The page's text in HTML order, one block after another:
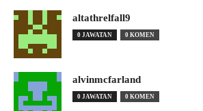
altathrelfall9
0 JAWATAN 0 KOMEN
alvinmcfarland
0 JAWATAN 0 KOMEN